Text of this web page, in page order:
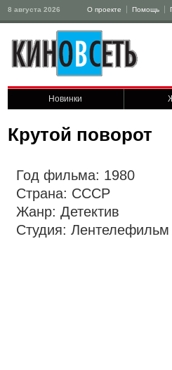
8 августа 2026 О проекте Помощь
Новинки
Крутой поворот
Год фильма: 1980
Страна: СССР
Жанр: Детектив
Студия: Лентелефильм